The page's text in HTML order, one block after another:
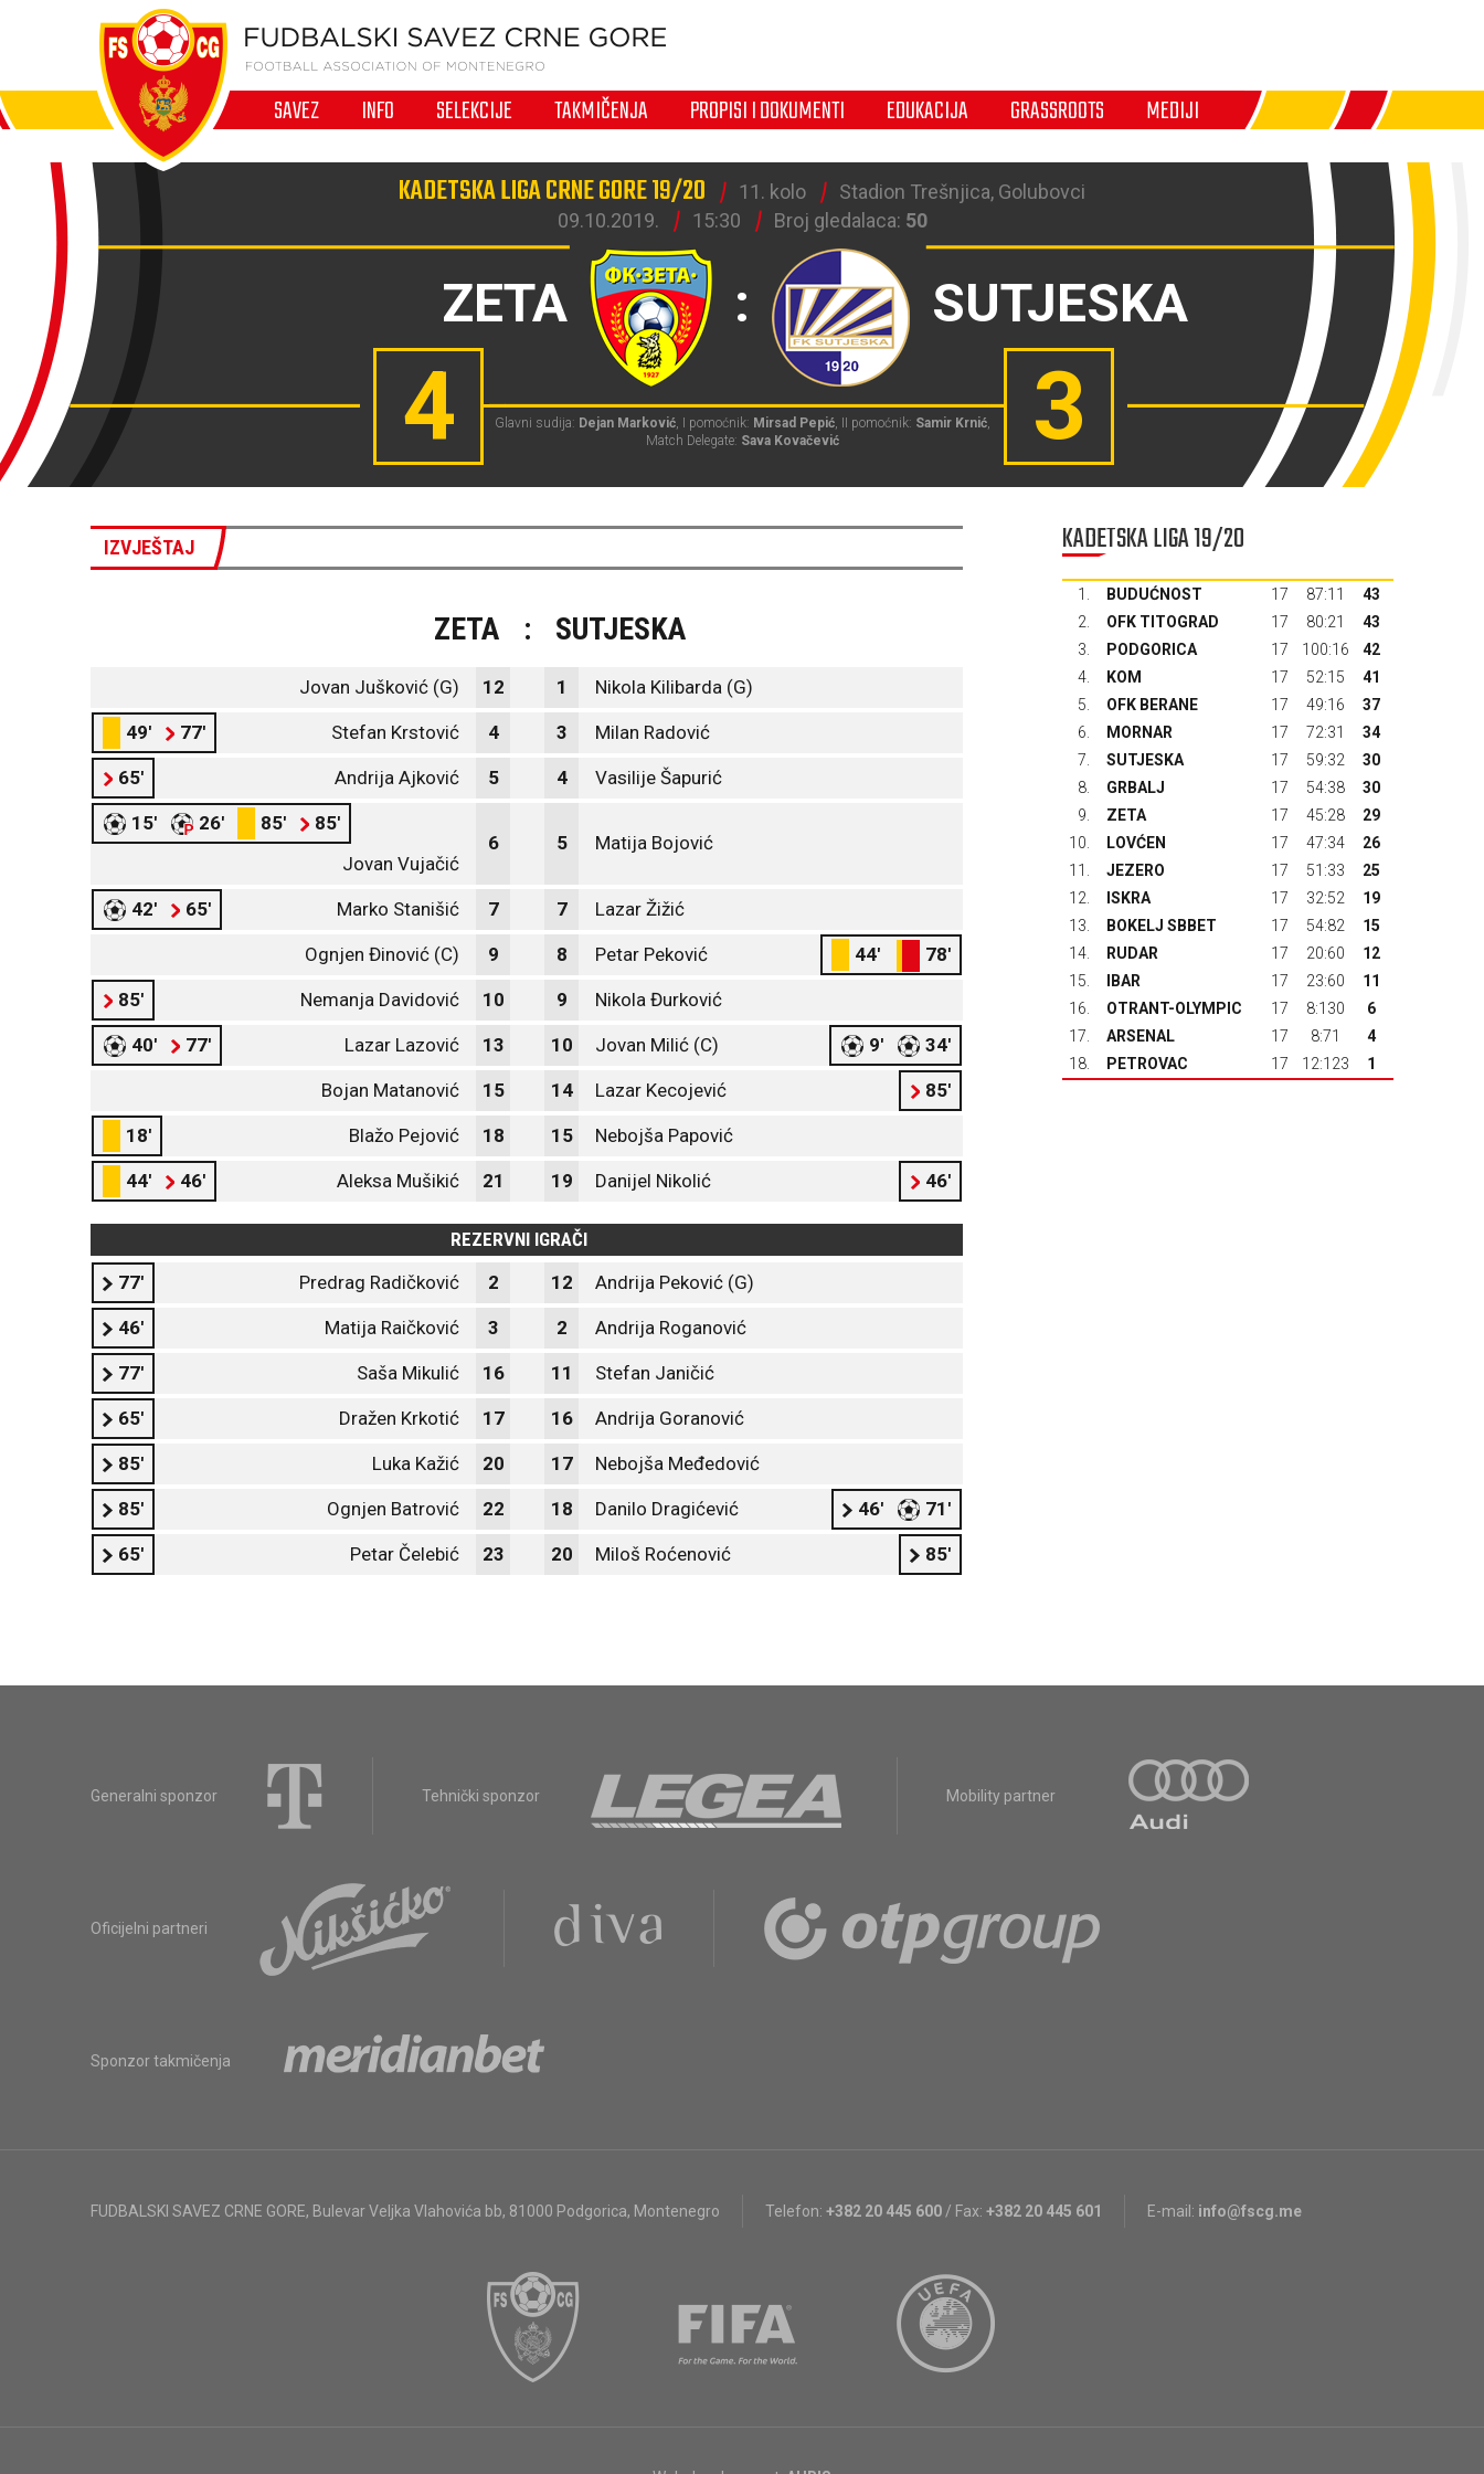
SAVEZ INFO SELEKCIJE TAKMIČENJA PROPISI I DOKUMENTI EDUKACIJA GRASSROOTS MEDIJI
KADETSKA LIGA CRNE GORE 19/20 11. kolo
Stadion Trešnjica, Golubovci
09.10.2019.
15:30 Broj gledalaca: 50
ZETA : SUTJESKA
4 3
Glavni sudija: Dejan Marković, I pomoćnik: Mirsad Pepić, II pomoćnik: Samir Krnić,
Match Delegate: Sava Kovačević
IZVJEŠTAJ
ZETA : SUTJESKA
Jovan Jušković (G) 12 1 Nikola Kilibarda (G)
49' 77' Stefan Krstović 4 3 Milan Radović
65' Andrija Ajković 5 4 Vasilije Šapurić
15' 26' 85'
85'
Jovan Vujačić
6 5 Matija Bojović
42' 65' Marko Stanišić 7 7 Lazar Žižić
Ognjen Đinović (C) 9 8 Petar Peković 44' 78'
85' Nemanja Davidović 10 9 Nikola Đurković
40' 77' Lazar Lazović 13 10 Jovan Milić (C) 9' 34'
Bojan Matanović 15 14 Lazar Kecojević 85'
18' Blažo Pejović 18 15 Nebojša Papović
44' 46' Aleksa Mušikić 21 19 Danijel Nikolić 46'
REZERVNI IGRAČI
77'
Predrag Radičković 2 12 Andrija Peković (G)
46' Matija Raičković 3 2 Andrija Roganović
77' Saša Mikulić 16 11 Stefan Janičić
65' Dražen Krkotić 17 16 Andrija Goranović
85' Luka Kažić 20 17 Nebojša Međedović
85' Ognjen Batrović 22 18 Danilo Dragićević 46' 71'
65' Petar Čelebić 23 20 Miloš Roćenović 85'
KADETSKA LIGA 19/20
1. BUDUĆNOST 17 87:11
43
2.
OFK TITOGRAD 17 80:21
43
3.
PODGORICA 17 100:16
42
4.
KOM 17 52:15
41
5.
OFK BERANE 17 49:16
37
6.
MORNAR 17 72:31
34
7.
SUTJESKA 17 59:32
30
8.
GRBALJ 17 54:38
30
9.
ZETA 17 45:28
29
10.
LOVĆEN 17 47:34
26
11.
JEZERO 17 51:33
25
12.
ISKRA 17 32:52
19
13.
BOKELJ SBBET 17 54:82
15
14.
RUDAR 17 20:60
12
15.
IBAR 17 23:60
11
16.
OTRANT-OLYMPIC 17 8:130
6
17.
ARSENAL 17 8:71
4
18.
PETROVAC 17 12:123 1
Generalni sponzor Tehnički sponzor Mobility partner
Oficijelni partneri
Sponzor takmičenja
FUDBALSKI SAVEZ CRNE GORE, Bulevar Veljka Vlahovića bb, 81000 Podgorica, Montenegro Telefon: +382 20 445 600 / Fax: +382 20 445 601 E-mail: info@fscg.me